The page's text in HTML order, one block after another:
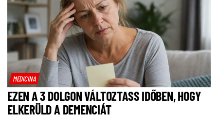
MEDICINA
EZEN A 3 DOLGON VÁLTOZTASS IDŐBEN, HOGY
ELKERÜLD A DEMENCIÁT